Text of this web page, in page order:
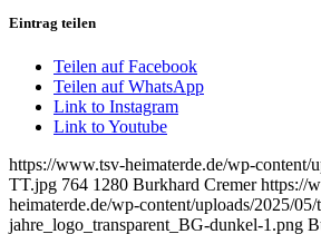
Eintrag teilen
Teilen auf Facebook
Teilen auf WhatsApp
Link to Instagram
Link to Youtube
https://www.tsv-heimaterde.de/wp-content/
TT.jpg 764 1280 Burkhard Cremer https://
heimaterde.de/wp-content/uploads/2025/
jahre_logo_transparent_BG-dunkel-1.png